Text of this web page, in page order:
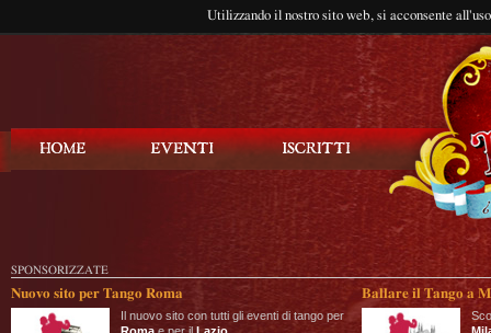
Utilizzando il nostro sito web, si acconsente
SPONSORIZZATE
Nuovo sito per Tango Roma
Il nuovo sito con tutti gli eventi di tango per
Ballare il Tango a